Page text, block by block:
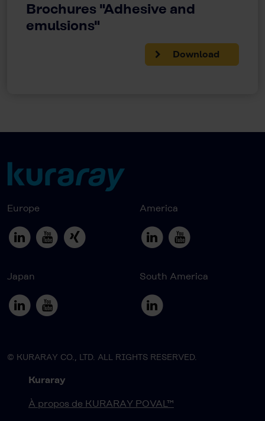
Brochures "Adhesive and
emulsions"
Download
Europe America
Japan South America
© KURARAY CO., LTD. ALL RIGHTS RESERVED.
Kuraray
À propos de KURARAY POVAL™